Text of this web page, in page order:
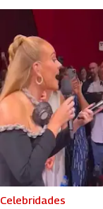
Celebridades